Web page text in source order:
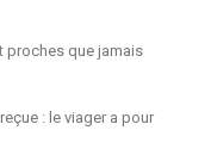
proches que jamais
: le viager a pour